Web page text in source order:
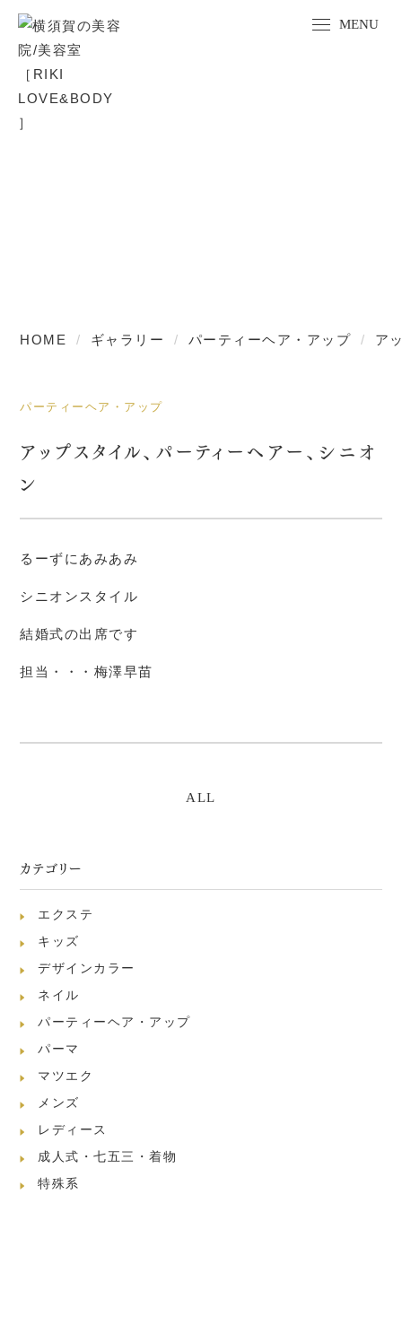
HOME ギャラリー パーティーヘア・アップ ア
カテゴリー
エクステ
キッズ
デザインカラー
ネイル
パーティーヘア・アップ
パーマ
マツエク
メンズ
レディース
成人式・七五三・着物
特殊系
パーティーヘア・アップ
アップスタイル、パーティーヘアー、シニオ
ン
るーずにあみあみ
シニオンスタイル
結婚式の出席です
担当・・・梅澤早苗
ALL